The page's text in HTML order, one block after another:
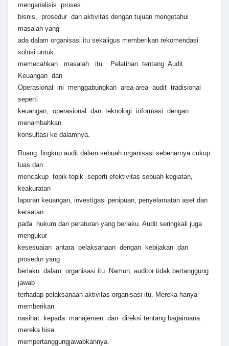
menganalisis proses
bisnis, prosedur dan aktivitas dengan tujuan mengetahui
masalah yang
ada dalam organisasi itu sekaligus memberikan rekomendasi
solusi untuk
memecahkan masalah itu. Pelatihan tentang Audit
Keuangan dan
Operasional ini menggabungkan area-area audit tradisional
seperti
keuangan, operasional dan teknologi informasi dengan
menambahkan
konsultasi ke dalamnya.
Ruang lingkup audit dalam sebuah organisasi sebenarnya cukup
luas dan
mencakup topik-topik seperti efektivitas sebuah kegiatan,
keakuratan
laporan keuangan, investigasi penipuan, penyelamatan aset dan
ketaatan
pada hukum dan peraturan yang berlaku. Audit seringkali juga
mengukur
kesesuaian antara pelaksanaan dengan kebijakan dan
prosedur yang
berlaku dalam organisasi itu. Namun, auditor tidak bertanggung
jawab
terhadap pelaksanaan aktivitas organisasi itu. Mereka hanya
memberikan
nasihat kepada manajemen dan direksi tentang bagaimana
mereka bisa
mempertanggungjawabkannya.